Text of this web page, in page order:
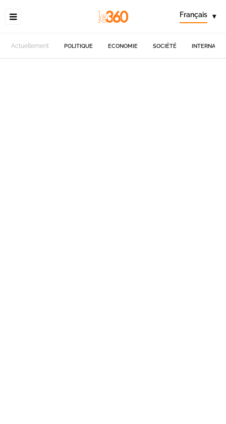
Français ▾
Actuellement POLITIQUE ECONOMIE SOCIÉTÉ